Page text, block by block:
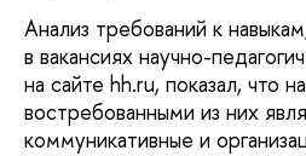
Анализ требований к
в вакансиях научно-
на сайте hh.ru, показал, что
востребованными из них
коммуникативные и